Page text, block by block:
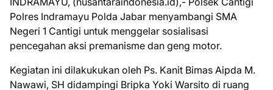
Polres Indramayu Polda Jabar menyambangi SMA
Negeri 1 Cantigi untuk menggelar sosialisasi
pencegahan aksi premanisme dan geng motor.
Kegiatan ini dilakukukan oleh Ps. Kanit Bimas Aipda M.
Nawawi, SH didampingi Bripka Yoki Warsito di ruang